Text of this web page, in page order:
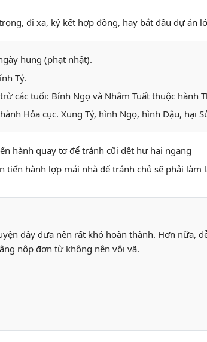
đi xa, ký kết hợp đồng, hay bắt đầu dự án
hung (phạt nhật).
Tý.
các tuổi: Bính Ngọ và Nhâm Tuất thuộc hành
Hỏa cục. Xung Tý, hình Ngọ, hình Dậu, hại
hành quay tơ để tránh cũi dệt hư hại ngang
tiến hành lợp mái nhà để tránh chủ sẽ phải làm
dây dưa nên rất khó hoàn thành. Hơn nữa,
nộp đơn từ không nên vội vã.